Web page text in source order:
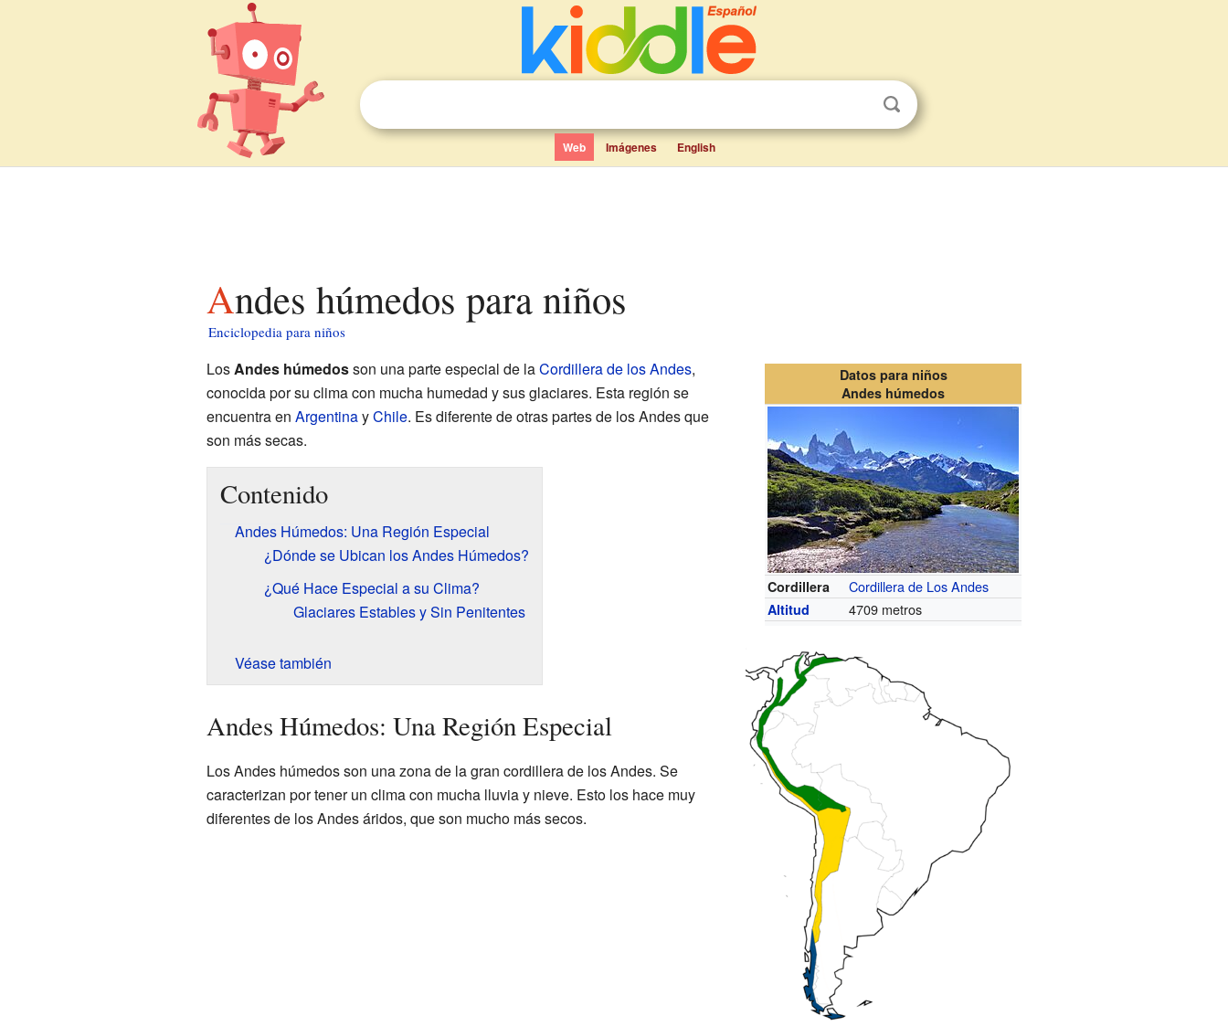
Web Imágenes English
Andes húmedos para niños
Enciclopedia para niños
Datos para niños
Andes húmedos
Cordillera Cordillera de Los Andes
Altitud 4709 metros
LosAndes húmedosson una parte especial de laCordillera de los Andes,
conocida por su clima con mucha humedad y sus glaciares. Esta región se
encuentra en ArgentinayChile. Es diferente de otras partes de los Andes que
son más secas.
Contenido
Andes Húmedos: Una Región Especial
¿Dónde se Ubican los Andes Húmedos?
¿Qué Hace Especial a su Clima?
Glaciares Estables y Sin Penitentes
Véase también
Andes Húmedos: Una Región Especial
Los Andes húmedos son una zona de la gran cordillera de los Andes. Se
caracterizan por tener un clima con mucha lluvia y nieve. Esto los hace muy
diferentes de los Andes áridos, que son mucho más secos.